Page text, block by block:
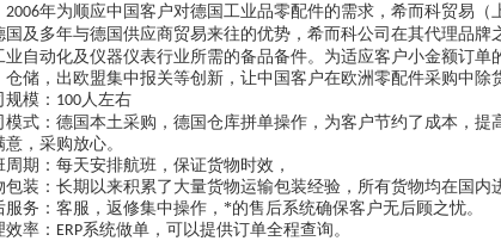
2006年为顺应中国客户对德国工业品零配件的需求，希而科贸易
国及多年与德国供应商贸易来往的优势，希而科公司在其代理品牌
业自动化及仪器仪表行业所需的备品备件。为适应客户小金额订
仓储，出欧盟集中报关等创新，让中国客户在欧洲零配件采购中除
模： 100人左右
模式：德国本土采购，德国仓库拼单操作，为客户节约了成本，提
意，采购放心。
周期：每天安排航班，保证货物时效，
包装：长期以来积累了大量货物运输包装经验，所有货物均在国内
服务：客服，返修集中操作，*的售后系统确保客户无后顾之忧。
率： ERP系统做单，可以提供订单全程查询。